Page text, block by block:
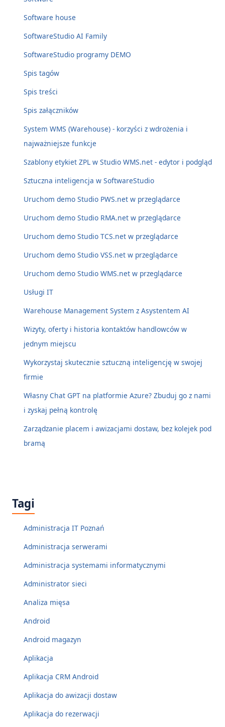
Software house
SoftwareStudio AI Family
SoftwareStudio programy DEMO
Spis tagów
Spis treści
Spis załączników
System WMS (Warehouse) - korzyści z wdrożenia i
najważniejsze funkcje
Szablony etykiet ZPL w Studio WMS.net - edytor i podgląd
Sztuczna inteligencja w SoftwareStudio
Uruchom demo Studio PWS.net w przeglądarce
Uruchom demo Studio RMA.net w przeglądarce
Uruchom demo Studio TCS.net w przeglądarce
Uruchom demo Studio VSS.net w przeglądarce
Uruchom demo Studio WMS.net w przeglądarce
Usługi IT
Warehouse Management System z Asystentem AI
Wizyty, oferty i historia kontaktów handlowców w
jednym miejscu
Wykorzystaj skutecznie sztuczną inteligencję w swojej
firmie
Własny Chat GPT na platformie Azure? Zbuduj go z nami
i zyskaj pełną kontrolę
Zarządzanie placem i awizacjami dostaw, bez kolejek pod
bramą
Tagi
Administracja IT Poznań
Administracja serwerami
Administracja systemami informatycznymi
Administrator sieci
Analiza mięsa
Android
Android magazyn
Aplikacja
Aplikacja CRM Android
Aplikacja do awizacji dostaw
Aplikacja do rezerwacji